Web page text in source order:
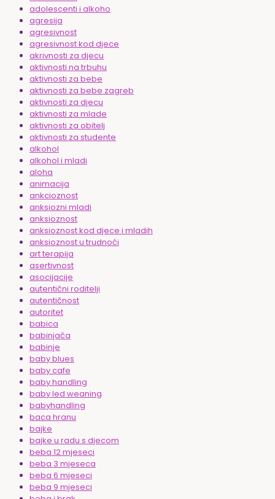
adolescenti i alkoho
agresija
agresivnost
agresivnost kod djece
akrivnosti za djecu
aktivnosti na trbuhu
aktivnosti za bebe
aktivnosti za bebe zagreb
aktivnosti za djecu
aktivnosti za mlade
aktivnosti za obitelj
aktivnosti za studente
alkohol
alkohol i mladi
aloha
animacija
ankcioznost
anksiozni mladi
anksioznost
anksioznost kod djece i mladih
anksioznost u trudnoći
art terapija
asertivnost
asocijacije
autentični roditelji
autentičnost
autoritet
babica
babinjača
babinje
baby blues
baby cafe
baby handling
baby led weaning
babyhandling
baca hranu
bajke
bajke u radu s djecom
beba 12 mjeseci
beba 3 mjeseca
beba 6 mjeseci
beba 9 mjeseci